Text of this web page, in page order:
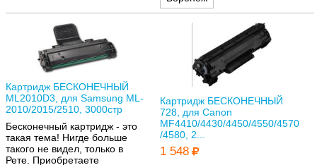
Картридж БЕСКОНЕЧНЫЙ
ML2010D3, для Samsung ML-
2010/2015/2510, 3000стр
Бесконечный картридж - это
такая тема! Нигде больше
такого не видел, только в
Рете. Приобретаете
Картридж БЕСКОНЕЧНЫЙ
728, для Canon
MF4410/4430/4450/4550/4570
/4580, 2...
1 548